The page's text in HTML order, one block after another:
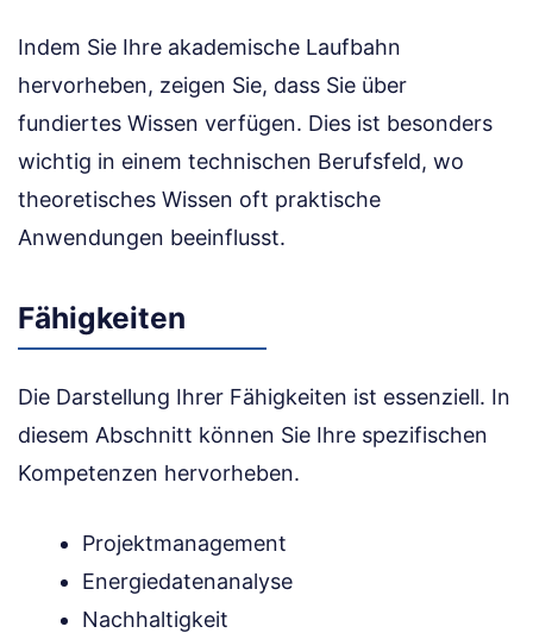
Indem Sie Ihre akademische Laufbahn
hervorheben, zeigen Sie, dass Sie über
fundiertes Wissen verfügen. Dies ist besonders
wichtig in einem technischen Berufsfeld, wo
theoretisches Wissen oft praktische
Anwendungen beeinflusst.
Fähigkeiten
Die Darstellung Ihrer Fähigkeiten ist essenziell. In
diesem Abschnitt können Sie Ihre spezifischen
Kompetenzen hervorheben.
Projektmanagement
Energiedatenanalyse
Nachhaltigkeit